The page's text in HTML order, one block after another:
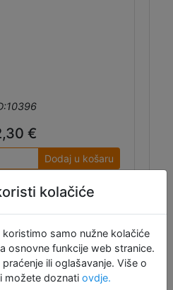
€
Dodaj u košaru
10
kolačiće
samo nužne kolačiće
osnovne funkcije web stranice.
ili oglašavanje. Više o
možete doznati ovdje.